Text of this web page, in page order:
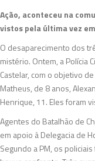
Ação, aconteceu na
vistos pela última vez
O desaparecimento dos
mistério. Ontem, a Polícia
Castelar, com o objetivo
Matheus, de 8 anos,
Henrique, 11. Eles foram
Agentes do Batalhão de
em apoio à Delegacia de
Segundo a PM, os